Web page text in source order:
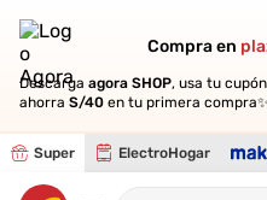
Compra en
Descarga agora SHOP, usa tu cupón
ahorra S/40 en tu primera compra✨
Super ElectroHogar
Compra en
Descarga agora SHOP, usa tu cupón
ahorra S/40 en tu primera compra✨